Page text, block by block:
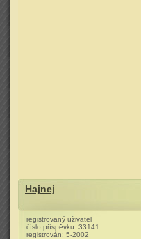
Hajnej
registrovaný uživatel
číslo příspěvku: 33141
registrován: 5-2002